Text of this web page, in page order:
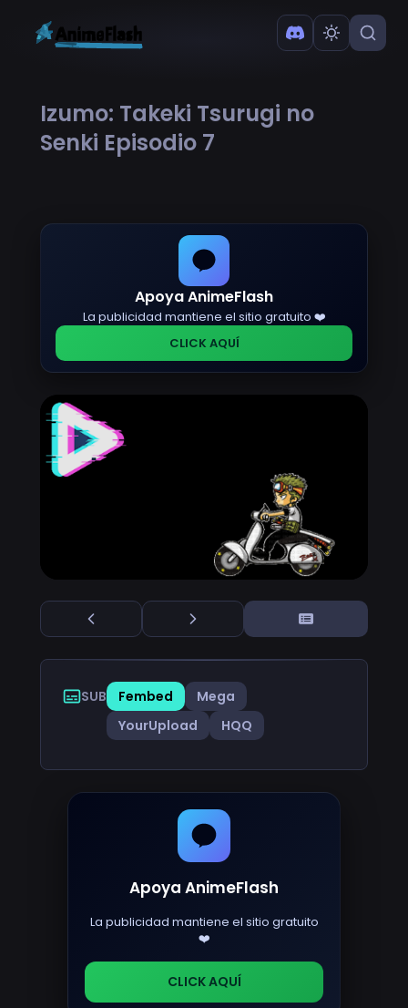
Izumo: Takeki Tsurugi no
Senki Episodio 7
Apoya AnimeFlash
La publicidad mantiene el sitio gratuito ❤️
CLICK AQUÍ
SUB Fembed
Mega
YourUpload
HQQ
Apoya AnimeFlash
La publicidad mantiene el sitio gratuito
❤️
CLICK AQUÍ